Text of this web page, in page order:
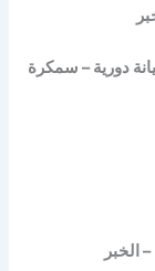
دورية – سمكرة
الخبر